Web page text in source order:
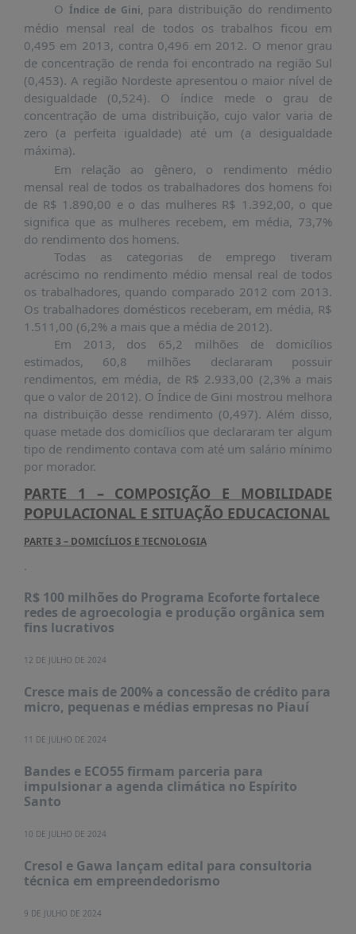
O Índice de Gini, para distribuição do rendimento
médio mensal real de todos os trabalhos ficou em
0,495 em 2013, contra 0,496 em 2012. O menor grau
de concentração de renda foi encontrado na região Sul
(0,453). A região Nordeste apresentou o maior nível de
desigualdade (0,524). O índice mede o grau de
concentração de uma distribuição, cujo valor varia de
zero (a perfeita igualdade) até um (a desigualdade
máxima).
Em relação ao gênero, o rendimento médio
mensal real de todos os trabalhadores dos homens foi
de R$ 1.890,00 e o das mulheres R$ 1.392,00, o que
significa que as mulheres recebem, em média, 73,7%
do rendimento dos homens.
Todas as categorias de emprego tiveram
acréscimo no rendimento médio mensal real de todos
os trabalhadores, quando comparado 2012 com 2013.
Os trabalhadores domésticos receberam, em média, R$
1.511,00 (6,2% a mais que a média de 2012).
Em 2013, dos 65,2 milhões de domicílios
estimados, 60,8 milhões declararam possuir
rendimentos, em média, de R$ 2.933,00 (2,3% a mais
que o valor de 2012). O Índice de Gini mostrou melhora
na distribuição desse rendimento (0,497). Além disso,
quase metade dos domicílios que declararam ter algum
tipo de rendimento contava com até um salário mínimo
por morador.
PARTE 1 – COMPOSIÇÃO E MOBILIDADE
POPULACIONAL E SITUAÇÃO EDUCACIONAL
PARTE 3 – DOMICÍLIOS E TECNOLOGIA
.
R$ 100 milhões do Programa Ecoforte fortalece
redes de agroecologia e produção orgânica sem
fins lucrativos
12 DE JULHO DE 2024
Cresce mais de 200% a concessão de crédito para
micro, pequenas e médias empresas no Piauí
11 DE JULHO DE 2024
Bandes e ECO55 firmam parceria para
impulsionar a agenda climática no Espírito
Santo
10 DE JULHO DE 2024
Cresol e Gawa lançam edital para consultoria
técnica em empreendedorismo
9 DE JULHO DE 2024